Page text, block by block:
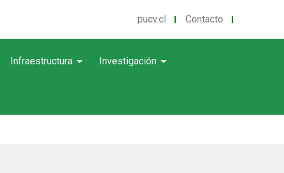
pucv.cl Contacto
Infraestructura arrow_drop_down Investigación arrow_drop_down